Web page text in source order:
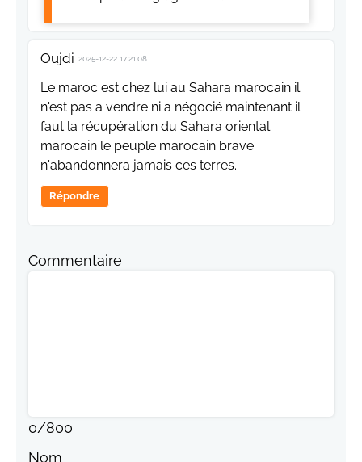
Oujdi 2025-12-22 17:21:08
Le maroc est chez lui au Sahara marocain il
n'est pas a vendre ni a négocié maintenant il
faut la récupération du Sahara oriental
marocain le peuple marocain brave
n'abandonnera jamais ces terres.
Répondre
Commentaire
0/800
Nom